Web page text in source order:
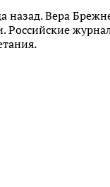
Вера
Российские